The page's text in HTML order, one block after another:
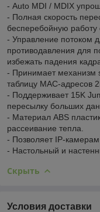
- Auto MDI / MDIX
- Полная скорость
бесперебойную работу
- Управление потоком
противодавления для
избежать падения
- Принимает механизм
таблицу MAC-адресов
- Поддерживает 15K
пересылку больших
- Материал ABS
рассеивание тепла.
- Позволяет IP-камерам
- Настольный и
Скрыть
Условия доставки